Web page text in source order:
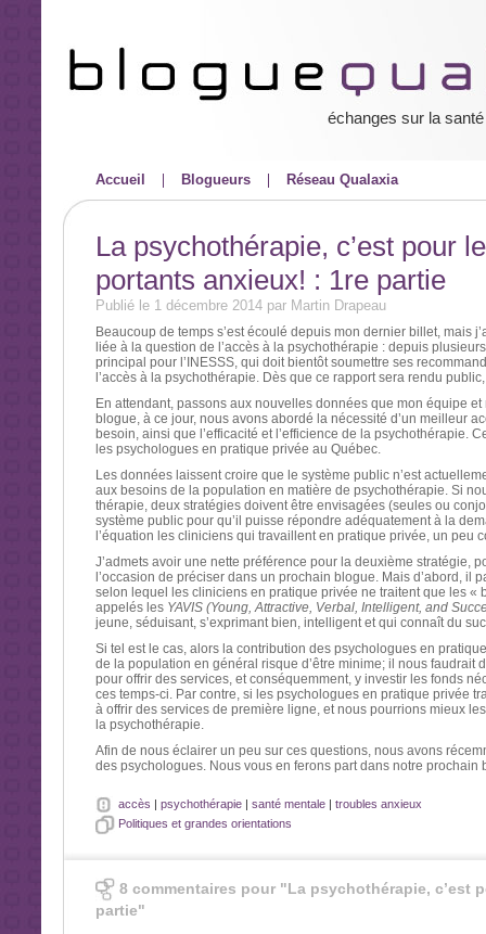
échanges sur la
Accueil Blogueurs Réseau Qualaxia
La psychothérapie, c’est pour
portants anxieux! : 1re partie
Publié le 1 décembre 2014 par Martin Drapeau
Beaucoup de temps s’est écoulé depuis mon dernier billet, mais
liée à la question de l’accès à la psychothérapie : depuis
principal pour l’INESSS, qui doit bientôt soumettre ses
l’accès à la psychothérapie. Dès que ce rapport sera rendu
En attendant, passons aux nouvelles données que mon équipe
blogue, à ce jour, nous avons abordé la nécessité d’un meilleur
besoin, ainsi que l’efficacité et l’efficience de la psychothérapie.
les psychologues en pratique privée au Québec.
Les données laissent croire que le système public n’est
aux besoins de la population en matière de psychothérapie. Si
thérapie, deux stratégies doivent être envisagées (seules ou
système public pour qu’il puisse répondre adéquatement à la
l’équation les cliniciens qui travaillent en pratique privée, un peu
J’admets avoir une nette préférence pour la deuxième stratégie,
l’occasion de préciser dans un prochain blogue. Mais d’abord, il
selon lequel les cliniciens en pratique privée ne traitent que les «
appelés les YAVIS (Young, Attractive, Verbal, Intelligent, and
jeune, séduisant, s’exprimant bien, intelligent et qui connaît du
Si tel est le cas, alors la contribution des psychologues en
de la population en général risque d’être minime; il nous faudrait
pour offrir des services, et conséquemment, y investir les fonds
ces temps-ci. Par contre, si les psychologues en pratique privée
à offrir des services de première ligne, et nous pourrions mieux
la psychothérapie.
Afin de nous éclairer un peu sur ces questions, nous avons
des psychologues. Nous vous en ferons part dans notre prochain
accès | psychothérapie| santé mentale| troubles anxieux
Politiques et grandes orientations
8 commentaires pour "La psychothérapie, c’est
partie"